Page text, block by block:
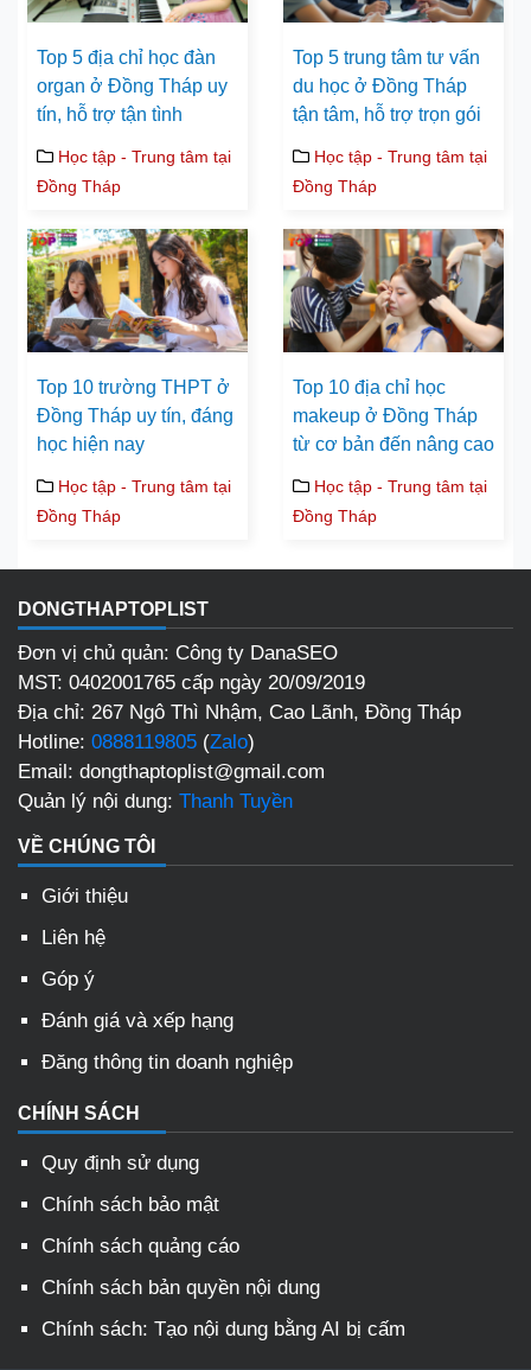
Top 5 địa chỉ học đàn
organ ở Đồng Tháp uy
tín, hỗ trợ tận tình
Học tập - Trung tâm tại
Đồng Tháp
Top 5 trung tâm tư vấn
du học ở Đồng Tháp
tận tâm, hỗ trợ trọn gói
Học tập - Trung tâm tại
Đồng Tháp
Top 10 trường THPT ở
Đồng Tháp uy tín, đáng
học hiện nay
Học tập - Trung tâm tại
Đồng Tháp
Top 10 địa chỉ học
makeup ở Đồng Tháp
từ cơ bản đến nâng cao
Học tập - Trung tâm tại
Đồng Tháp
DONGTHAPTOPLIST
Đơn vị chủ quản: Công ty DanaSEO
MST: 0402001765 cấp ngày 20/09/2019
Địa chỉ: 267 Ngô Thì Nhậm, Cao Lãnh, Đồng Tháp
Hotline: 0888119805 (Zalo)
Email: dongthaptoplist@gmail.com
Quản lý nội dung: Thanh Tuyền
VỀ CHÚNG TÔI
Giới thiệu
Liên hệ
Góp ý
Đánh giá và xếp hạng
Đăng thông tin doanh nghiệp
CHÍNH SÁCH
Quy định sử dụng
Chính sách bảo mật
Chính sách quảng cáo
Chính sách bản quyền nội dung
Chính sách: Tạo nội dung bằng AI bị cấm